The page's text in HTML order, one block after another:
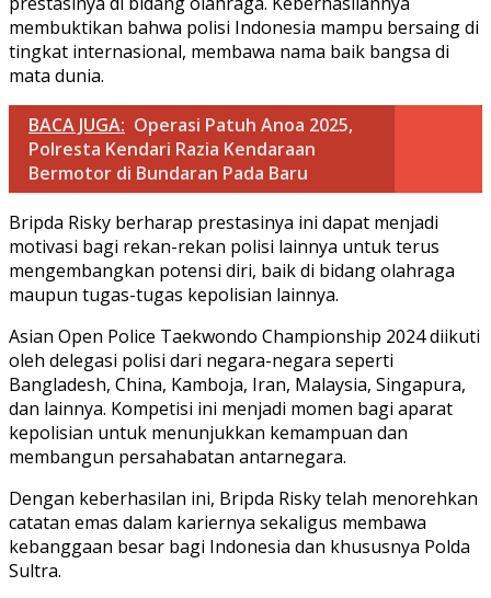
membuktikan bahwa polisi Indonesia mampu bersaing di
tingkat internasional, membawa nama baik bangsa di
mata dunia.
BACA JUGA: Operasi Patuh Anoa 2025,
Polresta Kendari Razia Kendaraan
Bermotor di Bundaran Pada Baru
Bripda Risky berharap prestasinya ini dapat menjadi
motivasi bagi rekan-rekan polisi lainnya untuk terus
mengembangkan potensi diri, baik di bidang olahraga
maupun tugas-tugas kepolisian lainnya.
Asian Open Police Taekwondo Championship 2024 diikuti
oleh delegasi polisi dari negara-negara seperti
Bangladesh, China, Kamboja, Iran, Malaysia, Singapura,
dan lainnya. Kompetisi ini menjadi momen bagi aparat
kepolisian untuk menunjukkan kemampuan dan
membangun persahabatan antarnegara.
Dengan keberhasilan ini, Bripda Risky telah menorehkan
catatan emas dalam kariernya sekaligus membawa
kebanggaan besar bagi Indonesia dan khususnya Polda
Sultra.